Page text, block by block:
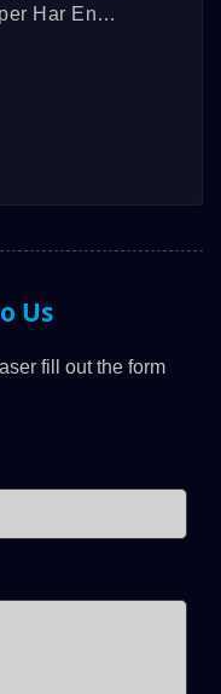
Har En
Også En Lang